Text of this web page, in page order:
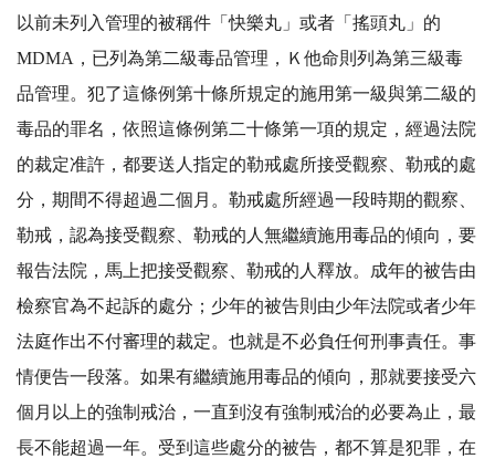
以前未列入管理的被稱件「快樂丸」或者「搖頭丸」的
MDMA，已列為第二級毒品管理，Ｋ他命則列為第三級毒
品管理。犯了這條例第十條所規定的施用第一級與第二級的
毒品的罪名，依照這條例第二十條第一項的規定，經過法院
的裁定准許，都要送人指定的勒戒處所接受觀察、勒戒的處
分，期間不得超過二個月。勒戒處所經過一段時期的觀察、
勒戒，認為接受觀察、勒戒的人無繼續施用毒品的傾向，要
報告法院，馬上把接受觀察、勒戒的人釋放。成年的被告由
檢察官為不起訴的處分；少年的被告則由少年法院或者少年
法庭作出不付審理的裁定。也就是不必負任何刑事責任。事
情便告一段落。如果有繼續施用毒品的傾向，那就要接受六
個月以上的強制戒治，一直到沒有強制戒治的必要為止，最
長不能超過一年。受到這些處分的被告，都不算是犯罪，在